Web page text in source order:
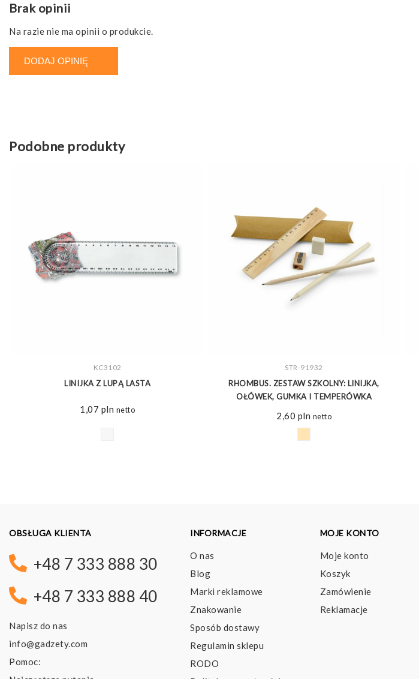
Brak opinii
Na razie nie ma opinii o produkcie.
DODAJ OPINIĘ
Podobne produkty
ZOBACZ WIĘCEJ
KC3102
LINIJKA Z LUPĄ LASTA
1,07 pln netto
ZOBACZ WIĘCEJ
STR-91932
RHOMBUS. ZESTAW SZKOLNY: LINIJKA,
OŁÓWEK, GUMKA I TEMPERÓWKA
2,60 pln netto
OBSŁUGA KLIENTA
+48 7 333 888 30
+48 7 333 888 40
Napisz do nas
info@gadzety.com
Pomoc:
INFORMACJE
O nas
Blog
Marki reklamowe
Znakowanie
Sposób dostawy
Regulamin sklepu
RODO
MOJE KONTO
Moje konto
Koszyk
Zamówienie
Reklamacje